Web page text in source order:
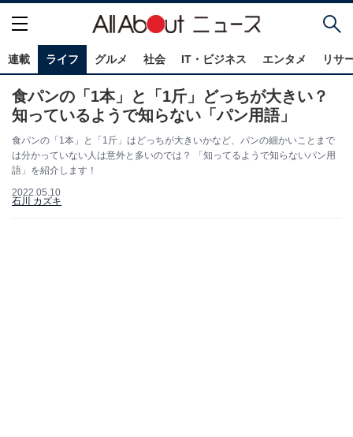
連載 ライフ グルメ 社会 IT・ビジネス エンタメ リサ
食パンの「1本」と「1斤」どっちが大きい？
知っているようで知らない「パン用語」
食パンの「1本」と「1斤」はどっちが大きいかなど、パンの細かいことまで
は分かっていない人は意外と多いのでは？ 「知ってるようで知らないパン用
語」を紹介します！
2022.05.10
石川 カズキ